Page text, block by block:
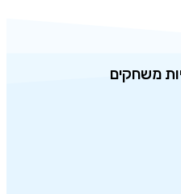
משחקים